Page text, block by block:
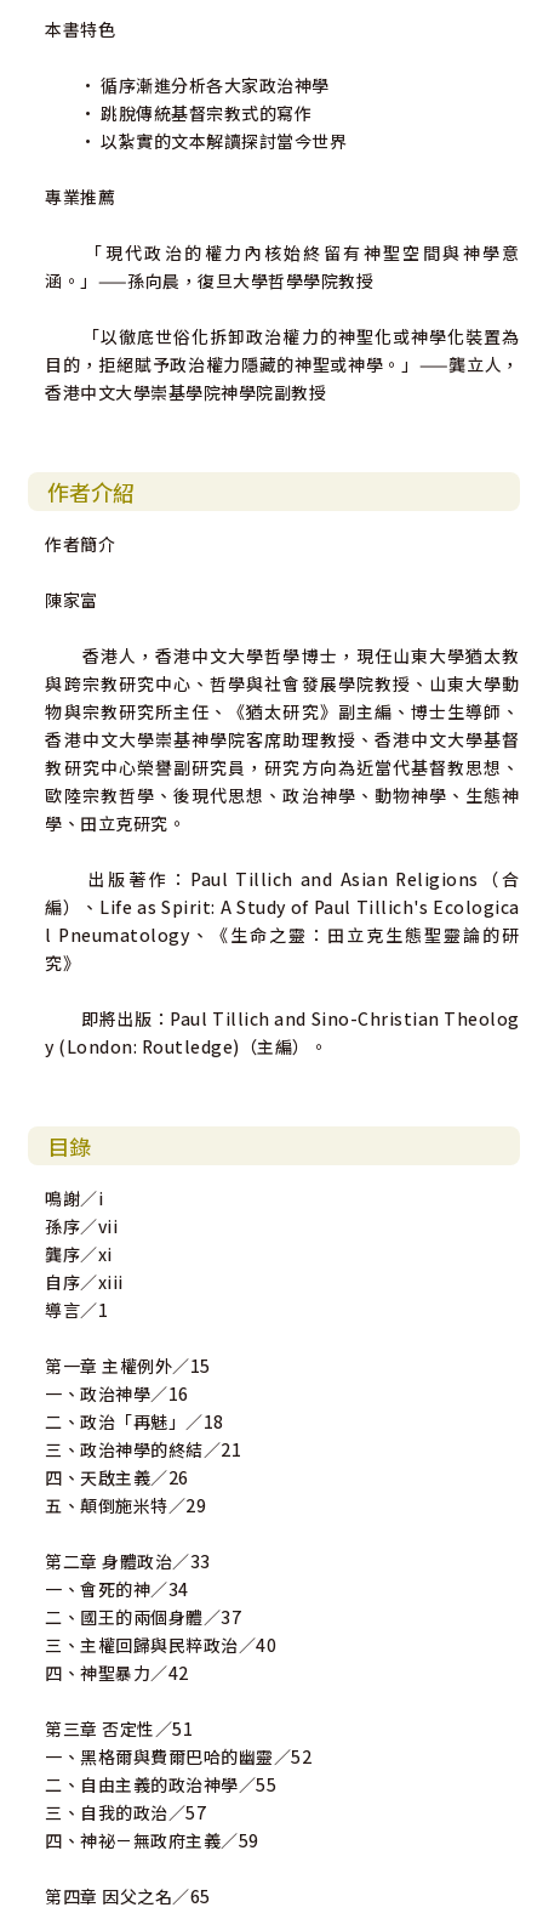
本書特色
• 循序漸進分析各大家政治神學
• 跳脫傳統基督宗教式的寫作
• 以紮實的文本解讀探討當今世界
專業推薦
「現代政治的權力內核始終留有神聖空間與神學意
涵。」——孫向晨，復旦大學哲學學院教授
「以徹底世俗化拆卸政治權力的神聖化或神學化裝置為
目的，拒絕賦予政治權力隱藏的神聖或神學。」——龔立人，
香港中文大學崇基學院神學院副教授
作者介紹
作者簡介
陳家富
香港人，香港中文大學哲學博士，現任山東大學猶太教
與跨宗教研究中心、哲學與社會發展學院教授、山東大學動
物與宗教研究所主任、《猶太研究》副主編、博士生導師、
香港中文大學崇基神學院客席助理教授、香港中文大學基督
教研究中心榮譽副研究員，研究方向為近當代基督教思想、
歐陸宗教哲學、後現代思想、政治神學、動物神學、生態神
學、田立克研究。
出版著作：Paul Tillich and Asian Religions（合
編）、Life as Spirit: A Study of Paul Tillich's Ecologica
l Pneumatology、《生命之靈：田立克生態聖靈論的研
究》
即將出版：Paul Tillich and Sino-Christian Theolog
y (London: Routledge)（主編）。
目錄
鳴謝／i
孫序／vii
龔序／xi
自序／xiii
導言／1
第一章 主權例外／15
一、政治神學／16
二、政治「再魅」／18
三、政治神學的終結／21
四、天啟主義／26
五、顛倒施米特／29
第二章 身體政治／33
一、會死的神／34
二、國王的兩個身體／37
三、主權回歸與民粹政治／40
四、神聖暴力／42
第三章 否定性／51
一、黑格爾與費爾巴哈的幽靈／52
二、自由主義的政治神學／55
三、自我的政治／57
四、神祕－無政府主義／59
第四章 因父之名／65